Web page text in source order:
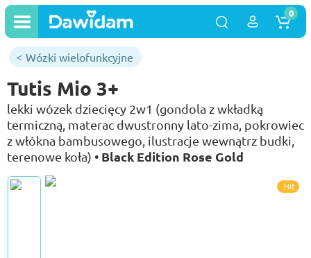
0
Wózki wielofunkcyjne
Tutis Mio 3+
lekki wózek dziecięcy 2w1 (gondola z wkładką
termiczną, materac dwustronny lato-zima, pokrowiec
z włókna bambusowego, ilustracje wewnątrz budki,
terenowe koła) • Black Edition Rose Gold
Hit